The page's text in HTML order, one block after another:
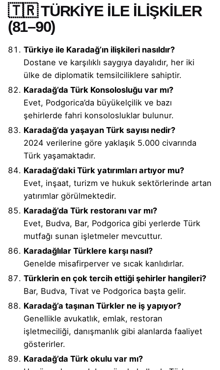
🇹🇷 TÜRKİYE İLE İLİŞKİLER
(81–90)
Türkiye ile Karadağ’ın ilişkileri nasıldır?
Dostane ve karşılıklı saygıya dayalıdır, her iki
ülke de diplomatik temsilciliklere sahiptir.
Karadağ’da Türk Konsolosluğu var mı?
Evet, Podgorica’da büyükelçilik ve bazı
şehirlerde fahri konsolosluklar bulunur.
Karadağ’da yaşayan Türk sayısı nedir?
2024 verilerine göre yaklaşık 5.000 civarında
Türk yaşamaktadır.
Karadağ’daki Türk yatırımları artıyor mu?
Evet, inşaat, turizm ve hukuk sektörlerinde artan
yatırımlar görülmektedir.
Karadağ’da Türk restoranı var mı?
Evet, Budva, Bar, Podgorica gibi yerlerde Türk
mutfağı sunan işletmeler mevcuttur.
Karadağlılar Türklere karşı nasıl?
Genelde misafirperver ve sıcak kanlıdırlar.
Türklerin en çok tercih ettiği şehirler hangileri?
Bar, Budva, Tivat ve Podgorica başta gelir.
Karadağ’a taşınan Türkler ne iş yapıyor?
Genellikle avukatlık, emlak, restoran
işletmeciliği, danışmanlık gibi alanlarda faaliyet
gösterirler.
Karadağ’da Türk okulu var mı?